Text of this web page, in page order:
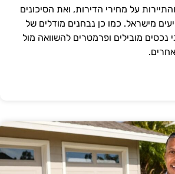
על מחירי הדירות, ואת הסיכונים
מישראל. כמו כן נבחנים מודלים של
נכסים מובילים ופרמטרים להשוואה מול